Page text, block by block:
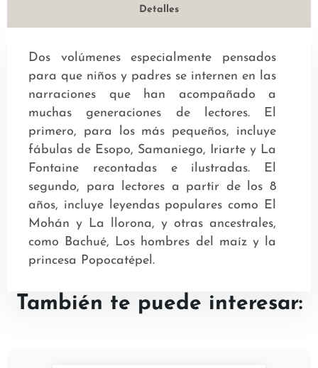
Detalles
Dos volúmenes especialmente pensados
para que niños y padres se internen en las
narraciones que han acompañado a
muchas generaciones de lectores. El
primero, para los más pequeños, incluye
fábulas de Esopo, Samaniego, Iriarte y La
Fontaine recontadas e ilustradas. El
segundo, para lectores a partir de los 8
años, incluye leyendas populares como El
Mohán y La llorona, y otras ancestrales,
como Bachué, Los hombres del maíz y la
princesa Popocatépel.
También te puede interesar: